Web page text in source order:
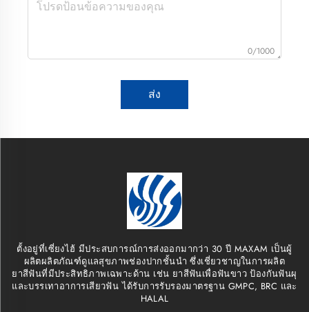
0/1000
ส่ง
ตั้งอยู่ที่เซี่ยงไฮ้ มีประสบการณ์การส่งออกมากว่า 30 ปี MAXAM เป็นผู้
ผลิตผลิตภัณฑ์ดูแลสุขภาพช่องปากชั้นนำ ซึ่งเชี่ยวชาญในการผลิต
ยาสีฟันที่มีประสิทธิภาพเฉพาะด้าน เช่น ยาสีฟันเพื่อฟันขาว ป้องกันฟันผุ
และบรรเทาอาการเสียวฟัน ได้รับการรับรองมาตรฐาน GMPC, BRC และ
HALAL